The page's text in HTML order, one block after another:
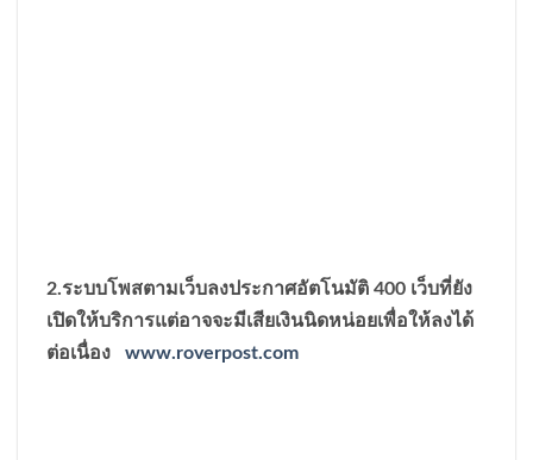
2.ระบบโพสตามเว็บลงประกาศอัตโนมัติ 400 เว็บที่ยัง
เปิดให้บริการแต่อาจจะมีเสียเงินนิดหน่อยเพื่อให้ลงได้
ต่อเนื่อง
www.roverpost.com